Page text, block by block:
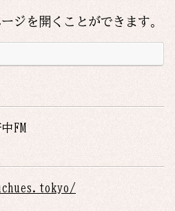
ジを開くことができます。
FM